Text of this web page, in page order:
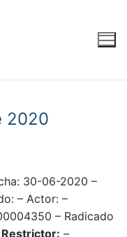
2020
30-06-2020 –
– Actor: –
– Radicado
Restrictor: –